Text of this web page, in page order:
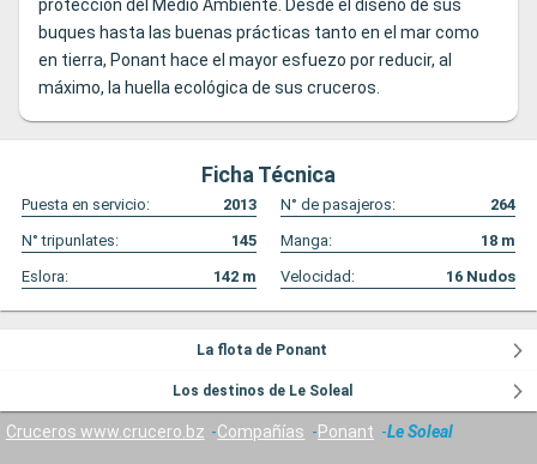
protección del Medio Ambiente. Desde el diseño de sus
buques hasta las buenas prácticas tanto en el mar como
en tierra, Ponant hace el mayor esfuezo por reducir, al
máximo, la huella ecológica de sus cruceros.
Ficha Técnica
Puesta en servicio: 2013 N° de pasajeros:
264
N° tripunlates:
145 Manga: 18 m
Eslora:
142 m Velocidad: 16 Nudos
La flota de Ponant
Los destinos de Le Soleal
Cruceros www.crucero.bz Compañías Ponant Le Soleal